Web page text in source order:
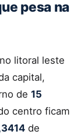
pesa na
litoral leste
capital,
de 15
centro ficam
de